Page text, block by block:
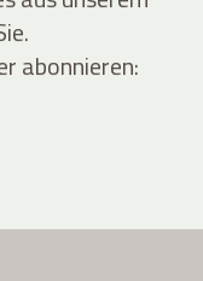
abonnieren: